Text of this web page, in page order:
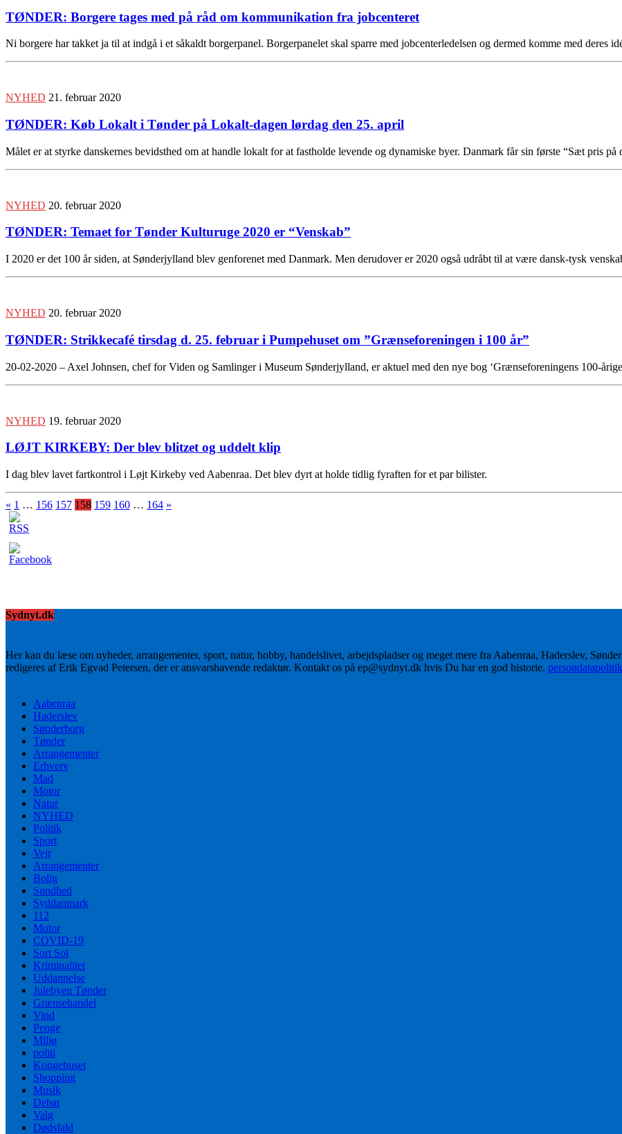
TØNDER: Borgere tages med på råd om kommunikation fra jobcenteret
Ni borgere har takket ja til at indgå i et såkaldt borgerpanel. Borgerpanelet skal sparre med jobcenterledelsen og dermed komme med deres
NYHED 21. februar 2020
TØNDER: Køb Lokalt i Tønder på Lokalt-dagen lørdag den 25. april
Målet er at styrke danskernes bevidsthed om at handle lokalt for at fastholde levende og dynamiske byer. Danmark får sin første “Sæt pris
NYHED 20. februar 2020
TØNDER: Temaet for Tønder Kulturuge 2020 er “Venskab”
I 2020 er det 100 år siden, at Sønderjylland blev genforenet med Danmark. Men derudover er 2020 også udråbt til at være dansk-tysk
NYHED 20. februar 2020
TØNDER: Strikkecafé tirsdag d. 25. februar i Pumpehuset om ”Grænseforeningen i 100 år”
20-02-2020 – Axel Johnsen, chef for Viden og Samlinger i Museum Sønderjylland, er aktuel med den nye bog ‘Grænseforeningens 100-
NYHED 19. februar 2020
LØJT KIRKEBY: Der blev blitzet og uddelt klip
I dag blev lavet fartkontrol i Løjt Kirkeby ved Aabenraa. Det blev dyrt at holde tidlig fyraften for et par bilister.
« 1 … 156 157 158 159 160 … 164 »
Sydnyt.dk
Her kan du læse om nyheder, arrangementer, sport, natur, hobby, handelslivet, arbejdspladser og meget mere fra Aabenraa, Haderslev,
redigeres af Erik Egvad Petersen, der er ansvarshavende redaktør. Kontakt os på ep@sydnyt.dk hvis Du har en god historie.
Aabenraa
Haderslev
Sønderborg
Tønder
Arrangementer
Erhverv
Mad
Motor
Natur
NYHED
Politik
Sport
Vejr
Arrangementer
Bolig
Sundhed
Syddanmark
112
Motor
COVID-19
Sort Sol
Kriminalitet
Uddannelse
Julebyen Tønder
Grænsehandel
Vind
Penge
Miljø
politi
Kongehuset
Shopping
Musik
Debat
Valg
Dødsfald